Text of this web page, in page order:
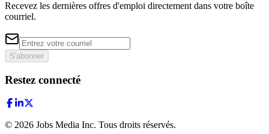
Recevez les dernières offres d'emploi directement dans votre boîte
courriel.
S'abonner
Restez connecté
© 2026 Jobs Media Inc. Tous droits réservés.